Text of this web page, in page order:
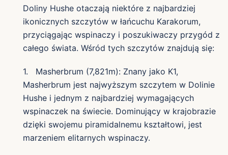
Doliny Hushe otaczają niektóre z najbardziej
ikonicznych szczytów w łańcuchu Karakorum,
przyciągając wspinaczy i poszukiwaczy przygód z
całego świata. Wśród tych szczytów znajdują się:
1. Masherbrum (7,821m): Znany jako K1,
Masherbrum jest najwyższym szczytem w Dolinie
Hushe i jednym z najbardziej wymagających
wspinaczek na świecie. Dominujący w krajobrazie
dzięki swojemu piramidalnemu kształtowi, jest
marzeniem elitarnych wspinaczy.